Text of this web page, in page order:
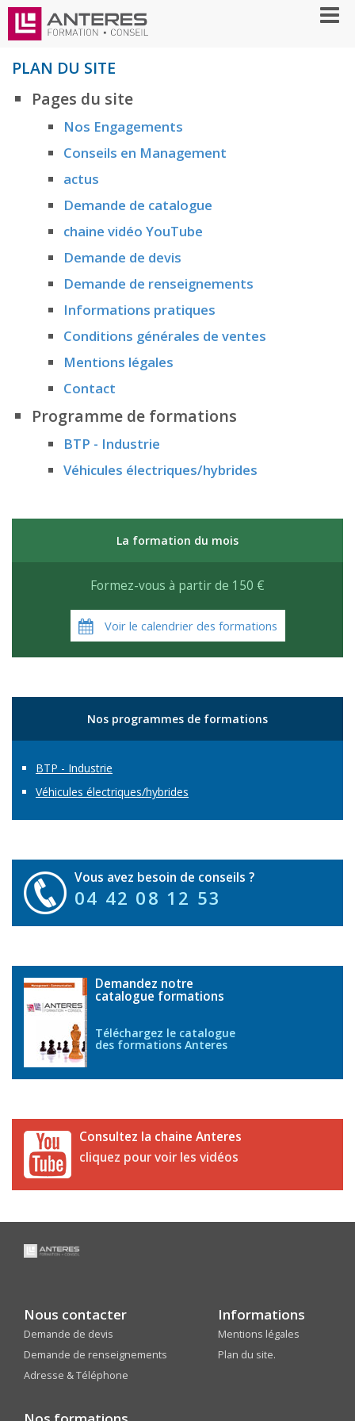
PLAN DU SITE
Pages du site
Nos Engagements
Conseils en Management
actus
Demande de catalogue
chaine vidéo YouTube
Demande de devis
Demande de renseignements
Informations pratiques
Conditions générales de ventes
Mentions légales
Contact
Programme de formations
BTP - Industrie
Véhicules électriques/hybrides
La formation du mois
Formez-vous à partir de 150 €
Voir le calendrier des formations
Nos programmes de formations
BTP - Industrie
Véhicules électriques/hybrides
Vous avez besoin de conseils ?
04 42 08 12 53
Demandez notre
catalogue formations
Téléchargez le catalogue
des formations Anteres
Consultez la chaine Anteres
cliquez pour voir les vidéos
Nous contacter
Demande de devis
Demande de renseignements
Adresse & Téléphone
Informations
Mentions légales
Plan du site.